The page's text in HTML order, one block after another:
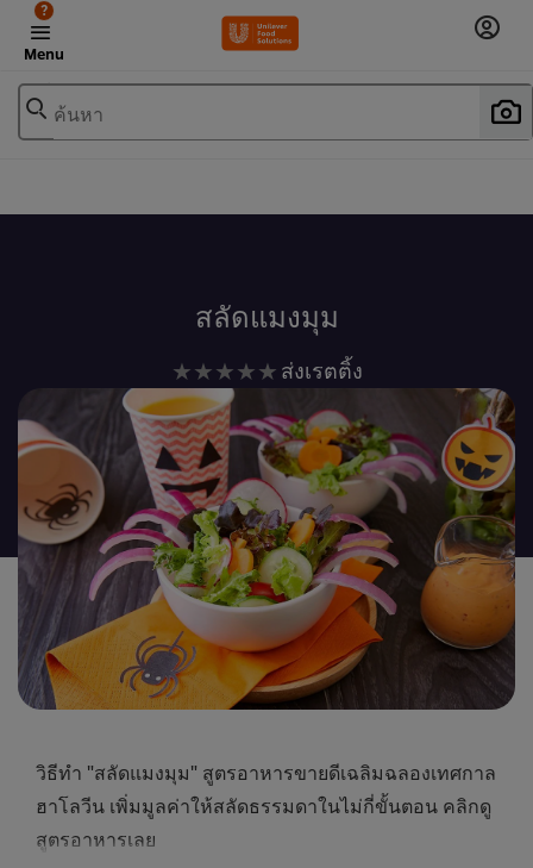
Menu
?
ค้นหา
สลัดแมงมุม
ไม่มี
การ
ให้
คะแนน
สำหรับ
recipe
นี้
ส่งเรตติ้ง
วิธีทำ "สลัดแมงมุม" สูตรอาหารขายดีเฉลิมฉลองเทศกาล
ฮาโลวีน เพิ่มมูลค่าให้สลัดธรรมดาในไม่กี่ขั้นตอน คลิกดู
สูตรอาหารเลย